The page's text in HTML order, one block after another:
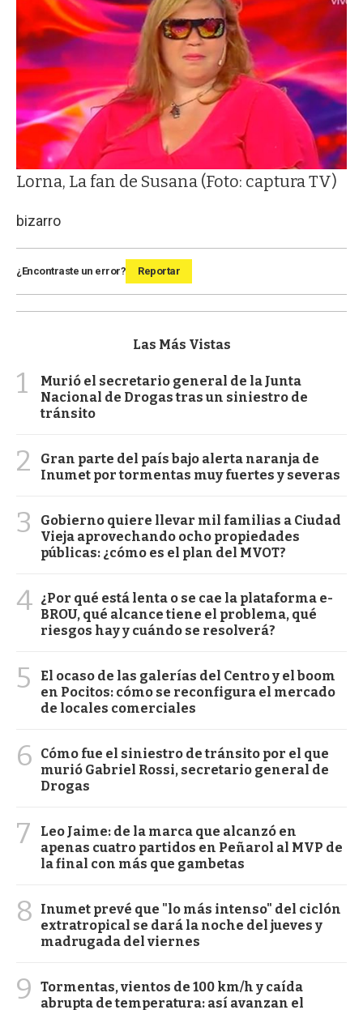
Lorna, La fan de Susana (Foto: captura TV)
bizarro
¿Encontraste un error? Reportar
Las Más Vistas
1
Murió el secretario general de la Junta
Nacional de Drogas tras un siniestro de
tránsito
2
Gran parte del país bajo alerta naranja de
Inumet por tormentas muy fuertes y severas
3
Gobierno quiere llevar mil familias a Ciudad
Vieja aprovechando ocho propiedades
públicas: ¿cómo es el plan del MVOT?
4 ¿Por qué está lenta o se cae la plataforma e-
BROU, qué alcance tiene el problema, qué
riesgos hay y cuándo se resolverá?
5
El ocaso de las galerías del Centro y el boom
en Pocitos: cómo se reconfigura el mercado
de locales comerciales
6
Cómo fue el siniestro de tránsito por el que
murió Gabriel Rossi, secretario general de
Drogas
7
Leo Jaime: de la marca que alcanzó en
apenas cuatro partidos en Peñarol al MVP de
la final con más que gambetas
8
Inumet prevé que "lo más intenso" del ciclón
extratropical se dará la noche del jueves y
madrugada del viernes
9
Tormentas, vientos de 100 km/h y caída
abrupta de temperatura: así avanzan el